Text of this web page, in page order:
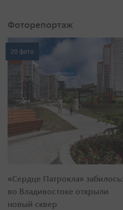
Фоторепортаж
20 фото
«Сердце Патрокла» забилось:
во Владивостоке открыли
новый сквер